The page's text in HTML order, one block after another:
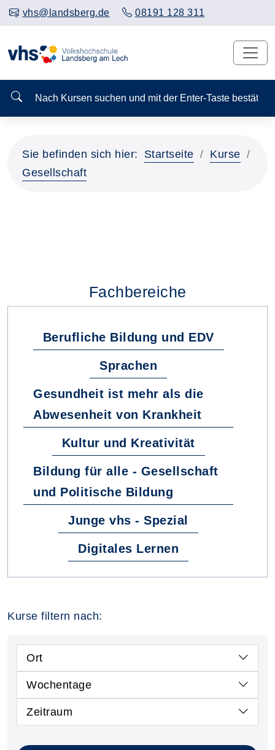
vhs@landsberg.de 08191 128 311
Nach Kursen suchen und mit der Enter-Taste
Sie befinden sich hier: Startseite
Kurse
Gesellschaft
Fachbereiche
Berufliche Bildung und EDV
Sprachen
Gesundheit ist mehr als die
Abwesenheit von Krankheit
Kultur und Kreativität
Bildung für alle - Gesellschaft
und Politische Bildung
Junge vhs - Spezial
Digitales Lernen
Kurse filtern nach:
Ort
Wochentage
Zeitraum